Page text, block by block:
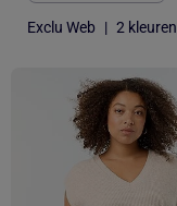
Exclu Web | 2 kleuren